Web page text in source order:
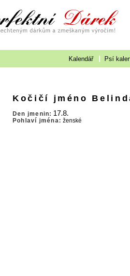
Kalendář Psí
Kočičí jméno
Den jmenin: 17.8.
Pohlaví jména: ženské